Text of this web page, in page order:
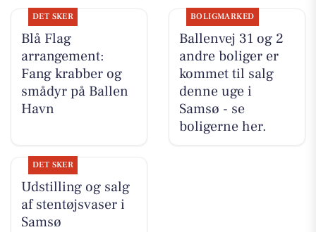
DET SKER
Blå Flag
arrangement:
Fang krabber og
smådyr på Ballen
Havn
BOLIGMARKED
Ballenvej 31 og 2
andre boliger er
kommet til salg
denne uge i
Samsø - se
boligerne her.
DET SKER
Udstilling og salg
af stentøjsvaser i
Samsø